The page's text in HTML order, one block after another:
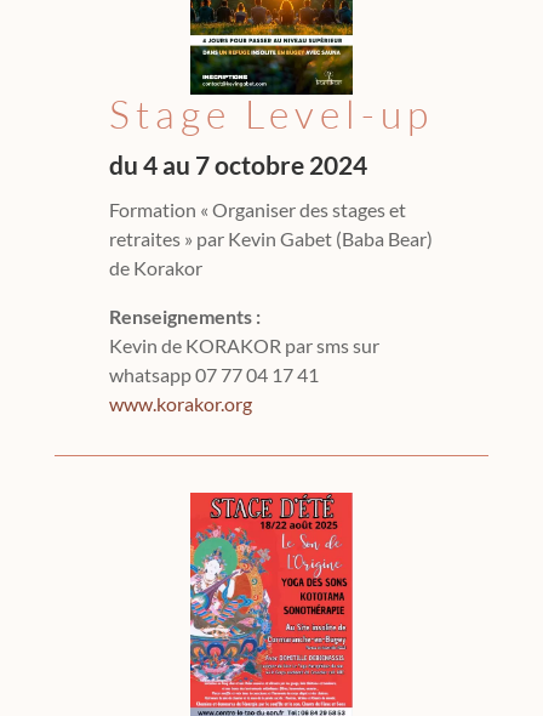
Stage Level-up
du 4 au 7 octobre 2024
Formation « Organiser des stages et
retraites » par Kevin Gabet (Baba Bear)
de Korakor
Renseignements :
Kevin de KORAKOR par sms sur
whatsapp 07 77 04 17 41
www.korakor.org